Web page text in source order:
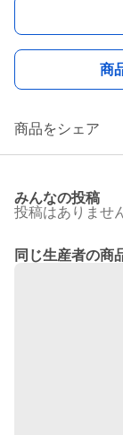
商
商品をシェア
みんなの投稿
投稿はありませ
同じ生産者の商